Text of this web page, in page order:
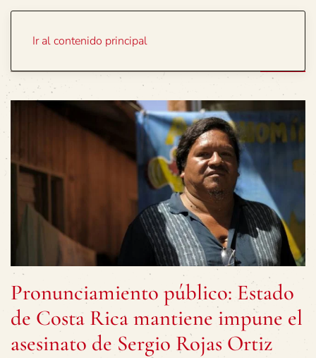
Ir al contenido principal
Pronunciamiento público: Estado
de Costa Rica mantiene impune el
asesinato de Sergio Rojas Ortiz